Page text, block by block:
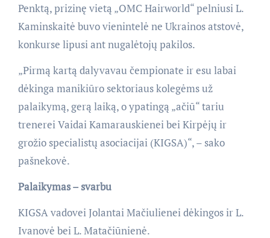
Penktą, prizinę vietą „OMC Hairworld“ pelniusi L.
Kaminskaitė buvo vienintelė ne Ukrainos atstovė,
konkurse lipusi ant nugalėtojų pakilos.
„Pirmą kartą dalyvavau čempionate ir esu labai
dėkinga manikiūro sektoriaus kolegėms už
palaikymą, gerą laiką, o ypatingą „ačiū“ tariu
trenerei Vaidai Kamarauskienei bei Kirpėjų ir
grožio specialistų asociacijai (KIGSA)“, – sako
pašnekovė.
Palaikymas – svarbu
KIGSA vadovei Jolantai Mačiulienei dėkingos ir L.
Ivanovė bei L. Matačiūnienė.